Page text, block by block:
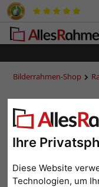
Ihre
Diese Website
Technologien, um
Bilderrahmen-Shop
40x60 cm
Farbe: Gold